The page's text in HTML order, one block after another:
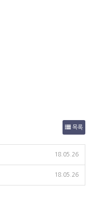
목록
18.05.26
18.05.26